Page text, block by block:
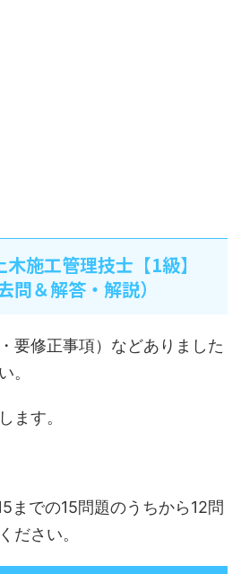
木施工管理技士【1級】
問＆解答・解説）
要修正事項）などありました
。
ます。
までの15問題のうちから12問
ださい。